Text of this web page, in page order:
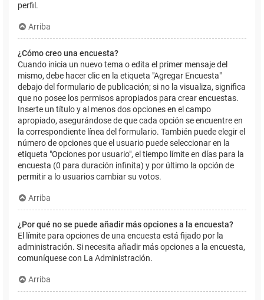
perfil.
Arriba
¿Cómo creo una encuesta?
Cuando inicia un nuevo tema o edita el primer mensaje del
mismo, debe hacer clic en la etiqueta "Agregar Encuesta"
debajo del formulario de publicación; si no la visualiza, significa
que no posee los permisos apropiados para crear encuestas.
Inserte un título y al menos dos opciones en el campo
apropiado, asegurándose de que cada opción se encuentre en
la correspondiente línea del formulario. También puede elegir el
número de opciones que el usuario puede seleccionar en la
etiqueta "Opciones por usuario", el tiempo límite en días para la
encuesta (0 para duración infinita) y por último la opción de
permitir a lo usuarios cambiar su votos.
Arriba
¿Por qué no se puede añadir más opciones a la encuesta?
El límite para opciones de una encuesta está fijado por la
administración. Si necesita añadir más opciones a la encuesta,
comuníquese con La Administración.
Arriba